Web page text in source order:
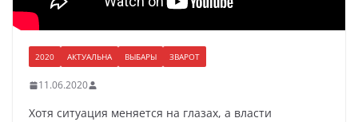
2020 АКТУАЛЬНА ВЫБАРЫ ЗВАРОТ
11.06.2020
Хотя ситуация меняется на глазах, а власти